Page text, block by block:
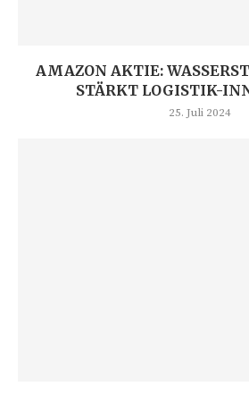
AMAZON AKTIE:
STÄRKT LOGISTIK-
25. Juli 2024